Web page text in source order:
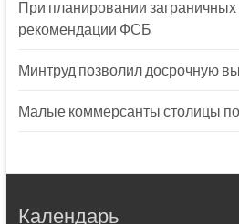
При планировании заграничных
рекомендации ФСБ
Минтруд позволил досрочную
Малые коммерсанты столицы
Календарь